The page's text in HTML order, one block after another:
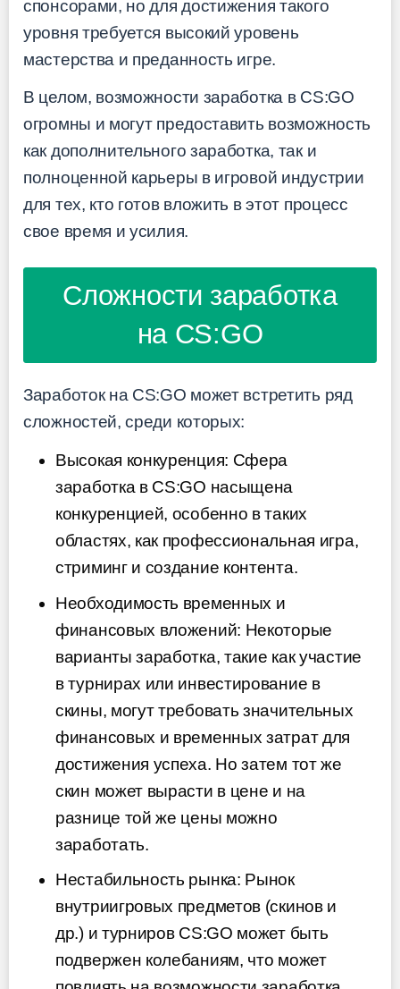
спонсорами, но для достижения такого
уровня требуется высокий уровень
мастерства и преданность игре.
В целом, возможности заработка в CS:GO
огромны и могут предоставить возможность
как дополнительного заработка, так и
полноценной карьеры в игровой индустрии
для тех, кто готов вложить в этот процесс
свое время и усилия.
Сложности заработка
на CS:GO
Заработок на CS:GO может встретить ряд
сложностей, среди которых:
Высокая конкуренция: Сфера
заработка в CS:GO насыщена
конкуренцией, особенно в таких
областях, как профессиональная игра,
стриминг и создание контента.
Необходимость временных и
финансовых вложений: Некоторые
варианты заработка, такие как участие
в турнирах или инвестирование в
скины, могут требовать значительных
финансовых и временных затрат для
достижения успеха. Но затем тот же
скин может вырасти в цене и на
разнице той же цены можно
заработать.
Нестабильность рынка: Рынок
внутриигровых предметов (скинов и
др.) и турниров CS:GO может быть
подвержен колебаниям, что может